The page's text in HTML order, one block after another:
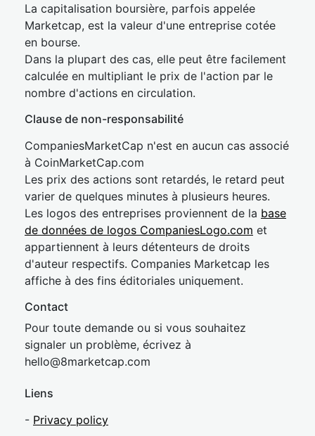
La capitalisation boursière, parfois appelée
Marketcap, est la valeur d'une entreprise cotée
en bourse.
Dans la plupart des cas, elle peut être facilement
calculée en multipliant le prix de l'action par le
nombre d'actions en circulation.
Clause de non-responsabilité
CompaniesMarketCap n'est en aucun cas associé
à CoinMarketCap.com
Les prix des actions sont retardés, le retard peut
varier de quelques minutes à plusieurs heures.
Les logos des entreprises proviennent de la base
de données de logos CompaniesLogo.com et
appartiennent à leurs détenteurs de droits
d'auteur respectifs. Companies Marketcap les
affiche à des fins éditoriales uniquement.
Contact
Pour toute demande ou si vous souhaitez
signaler un problème, écrivez à
hello@8marketcap.com
Liens
- Privacy policy